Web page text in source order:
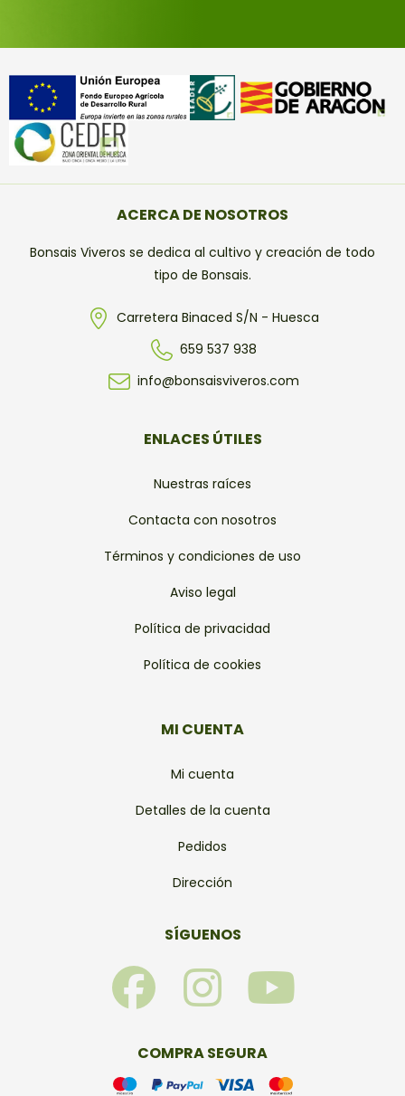
ACERCA DE NOSOTROS
Bonsais Viveros se dedica al cultivo y creación de todo
tipo de Bonsais.
Carretera Binaced S/N - Huesca
659 537 938
info@bonsaisviveros.com
ENLACES ÚTILES
Nuestras raíces
Contacta con nosotros
Términos y condiciones de uso
Aviso legal
Política de privacidad
Política de cookies
MI CUENTA
Mi cuenta
Detalles de la cuenta
Pedidos
Dirección
SÍGUENOS
F
a
c
I
n
s
Y
u
COMPRA SEGURA